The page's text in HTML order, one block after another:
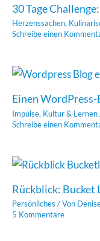
30 Tage
Herzenssachen,
Schreibe einen
Einen
Impulse, Kultur & Lernen
Schreibe einen
Rückblick: Bucket
Persönliches / Von
5 Kommentare